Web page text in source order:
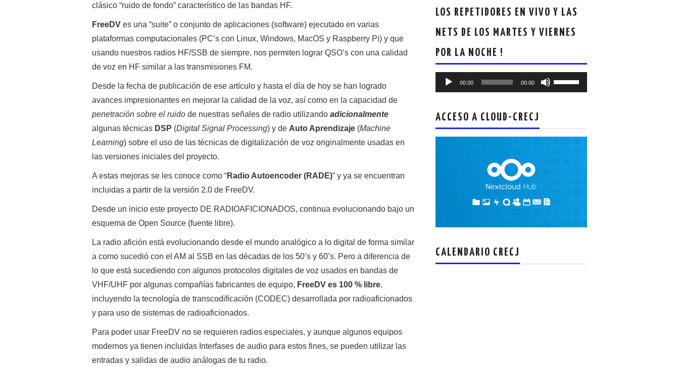
clásico “ruido de fondo” característico de las bandas HF.
FreeDV es una “suite” o conjunto de aplicaciones (software) ejecutado en varias
plataformas computacionales (PC’s con Linux, Windows, MacOS y Raspberry Pi) y que
usando nuestros radios HF/SSB de siempre, nos permiten lograr QSO’s con una calidad
de voz en HF similar a las transmisiones FM.
Desde la fecha de publicación de ese artículo y hasta el día de hoy se han logrado
avances impresionantes en mejorar la calidad de la voz, así como en la capacidad de
penetración sobre el ruido de nuestras señales de radio utilizando adicionalmente
algunas técnicas DSP (Digital Signal Processing) y de Auto Aprendizaje (Machine
Learning) sobre el uso de las técnicas de digitalización de voz originalmente usadas en
las versiones iniciales del proyecto.
A estas mejoras se les conoce como “Radio Autoencoder (RADE)” y ya se encuentran
incluidas a partir de la versión 2.0 de FreeDV.
Desde un inicio este proyecto DE RADIOAFICIONADOS, continua evolucionando bajo un
esquema de Open Source (fuente libre).
La radio afición está evolucionando desde el mundo analógico a lo digital de forma similar
a como sucedió con el AM al SSB en las décadas de los 50’s y 60’s. Pero a diferencia de
lo que está sucediendo con algunos protocolos digitales de voz usados en bandas de
VHF/UHF por algunas compañías fabricantes de equipo, FreeDV es 100 % libre,
incluyendo la tecnología de transcodificación (CODEC) desarrollada por radioaficionados
y para uso de sistemas de radioaficionados.
Para poder usar FreeDV no se requieren radios especiales, y aunque algunos equipos
modernos ya tienen incluidas Interfases de audio para estos fines, se pueden utilizar las
entradas y salidas de audio análogas de tu radio.
LOS REPETIDORES EN VIVO Y LAS
NETS DE LOS MARTES Y VIERNES
POR LA NOCHE !
Reproductor
de
00:00 00:00
las
flecha
ACCESO A CLOUD-CRECJ
CALENDARIO CRECJ